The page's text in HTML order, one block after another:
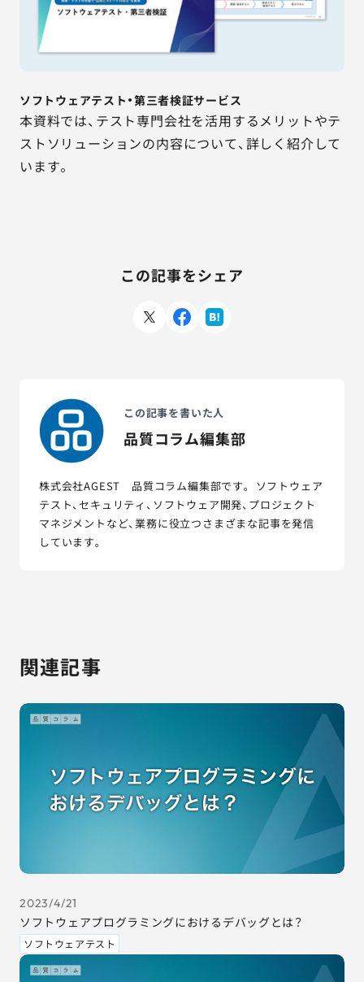
ソフトウェアテスト・第三者検証サービス
本資料では、テスト専門会社を活用するメリットやテ
ストソリューションの内容について、詳しく紹介して
います。
この記事をシェア
この記事を書いた人
品質コラム編集部
株式会社AGEST 品質コラム編集部です。 ソフトウェア
テスト、セキュリティ、ソフトウェア開発、プロジェクト
マネジメントなど、業務に役立つさまざまな記事を発信
しています。
関連記事
2023/4/21
ソフトウェアプログラミングにおけるデバッグとは？
ソフトウェアテスト